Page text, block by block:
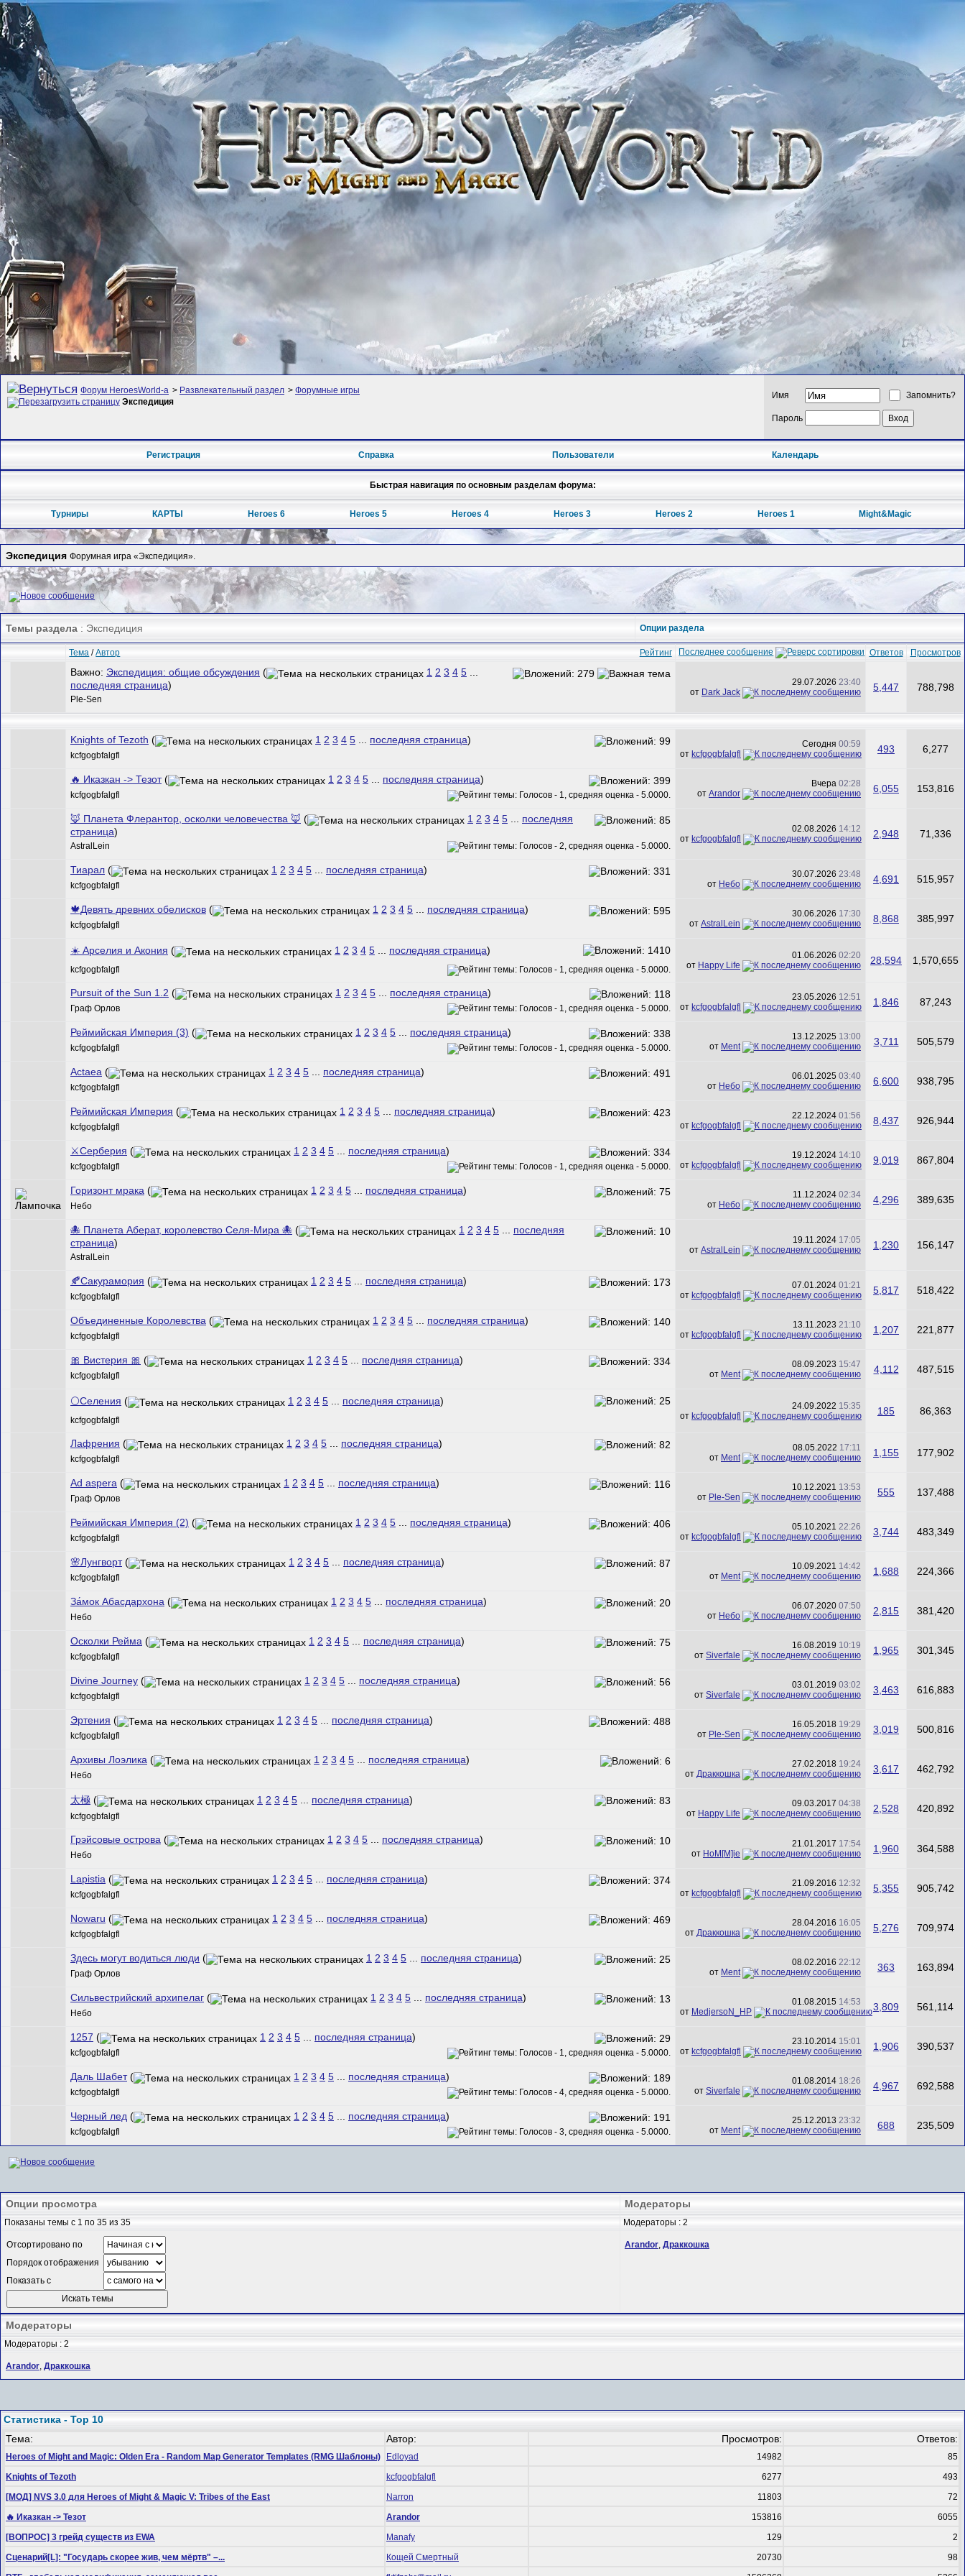
Форум HeroesWorld-а > Развлекательный раздел > Форумные игры
Экспедиция
Имя Запомнить?
Пароль
Регистрация Справка Пользователи Календарь
Быстрая навигация по основным разделам форума:
Турниры КАРТЫ Heroes 6 Heroes 5 Heroes 4 Heroes 3 Heroes 2 Heroes 1 Might&Magic
Экспедиция Форумная игра «Экспедиция».
Темы раздела : Экспедиция Опции раздела
Рейтинг
Тема /Автор Последнее сообщение Ответов Просмотров
Важно: Экспедиция: общие обсуждения ( 1 2 3 4 5 ...
последняя страница)
Ple-Sen
29.07.2026 23:40
от Dark Jack 5,447 788,798
Knights of Tezoth ( 1 2 3 4 5 ... последняя страница)
kcfgogbfalgfl
Сегодня 00:59
от kcfgogbfalgfl 493 6,277
🔥 Иказкан -> Тезот ( 1 2 3 4 5 ... последняя страница)
kcfgogbfalgfl
Вчера 02:28
от Arandor 6,055 153,816
🦊 Планета Флерантор, осколки человечества 🦊 ( 1 2 3 4 5 ... последняя
страница)
AstralLein
02.08.2026 14:12
от kcfgogbfalgfl 2,948 71,336
Тиарал ( 1 2 3 4 5 ... последняя страница)
kcfgogbfalgfl
30.07.2026 23:48
от Небо 4,691 515,957
🍁Девять древних обелисков ( 1 2 3 4 5 ... последняя страница)
kcfgogbfalgfl
30.06.2026 17:30
от AstralLein 8,868 385,997
☀️ Арселия и Акония ( 1 2 3 4 5 ... последняя страница)
kcfgogbfalgfl
01.06.2026 02:20
от Happy Life 28,594 1,570,655
Pursuit of the Sun 1.2 ( 1 2 3 4 5 ... последняя страница)
Граф Орлов
23.05.2026 12:51
от kcfgogbfalgfl 1,846 87,243
Реймийская Империя (3) ( 1 2 3 4 5 ... последняя страница)
kcfgogbfalgfl
13.12.2025 13:00
от Ment 3,711 505,579
Actaea ( 1 2 3 4 5 ... последняя страница)
kcfgogbfalgfl
06.01.2025 03:40
от Небо 6,600 938,795
Реймийская Империя ( 1 2 3 4 5 ... последняя страница)
kcfgogbfalgfl
22.12.2024 01:56
от kcfgogbfalgfl 8,437 926,944
⚔️Серберия ( 1 2 3 4 5 ... последняя страница)
kcfgogbfalgfl
19.12.2024 14:10
от kcfgogbfalgfl 9,019 867,804
Горизонт мрака ( 1 2 3 4 5 ... последняя страница)
Небо
11.12.2024 02:34
от Небо 4,296 389,635
🐙 Планета Аберат, королевство Селя-Мира 🐙 ( 1 2 3 4 5 ... последняя
страница)
AstralLein
19.11.2024 17:05
от AstralLein 1,230 156,147
🍂Сакурамория ( 1 2 3 4 5 ... последняя страница)
kcfgogbfalgfl
07.01.2024 01:21
от kcfgogbfalgfl 5,817 518,422
Объединенные Королевства ( 1 2 3 4 5 ... последняя страница)
kcfgogbfalgfl
13.11.2023 21:10
от kcfgogbfalgfl 1,207 221,877
🎀 Вистерия 🎀 ( 1 2 3 4 5 ... последняя страница)
kcfgogbfalgfl
08.09.2023 15:47
от Ment 4,112 487,515
🌕Селения ( 1 2 3 4 5 ... последняя страница)
kcfgogbfalgfl
24.09.2022 15:35
от kcfgogbfalgfl 185 86,363
Лафрения ( 1 2 3 4 5 ... последняя страница)
kcfgogbfalgfl
08.05.2022 17:11
от Ment 1,155 177,902
Ad aspera ( 1 2 3 4 5 ... последняя страница)
Граф Орлов
10.12.2021 13:53
от Ple-Sen 555 137,488
Реймийская Империя (2) ( 1 2 3 4 5 ... последняя страница)
kcfgogbfalgfl
05.10.2021 22:26
от kcfgogbfalgfl 3,744 483,349
🌸Лунгворт ( 1 2 3 4 5 ... последняя страница)
kcfgogbfalgfl
10.09.2021 14:42
от Ment 1,688 224,366
За́мок Абасдархона ( 1 2 3 4 5 ... последняя страница)
Небо
06.07.2020 07:50
от Небо 2,815 381,420
Осколки Рейма ( 1 2 3 4 5 ... последняя страница)
kcfgogbfalgfl
16.08.2019 10:19
от Siverfale 1,965 301,345
Divine Journey ( 1 2 3 4 5 ... последняя страница)
kcfgogbfalgfl
03.01.2019 03:02
от Siverfale 3,463 616,883
Эртения ( 1 2 3 4 5 ... последняя страница)
kcfgogbfalgfl
16.05.2018 19:29
от Ple-Sen 3,019 500,816
Архивы Лоэлика ( 1 2 3 4 5 ... последняя страница)
Небо
27.02.2018 19:24
от Драккошка 3,617 462,792
太極 ( 1 2 3 4 5 ... последняя страница)
kcfgogbfalgfl
09.03.2017 04:38
от Happy Life 2,528 420,892
Грэйсовые острова ( 1 2 3 4 5 ... последняя страница)
Небо
21.01.2017 17:54
от HoM[M]ie 1,960 364,588
Lapistia ( 1 2 3 4 5 ... последняя страница)
kcfgogbfalgfl
21.09.2016 12:32
от kcfgogbfalgfl 5,355 905,742
Nowaru ( 1 2 3 4 5 ... последняя страница)
kcfgogbfalgfl
28.04.2016 16:05
от Драккошка 5,276 709,974
Здесь могут водиться люди ( 1 2 3 4 5 ... последняя страница)
Граф Орлов
08.02.2016 22:12
от Ment 363 163,894
Сильвестрийский архипелаг ( 1 2 3 4 5 ... последняя страница)
Небо
01.08.2015 14:53
от MedjersoN_HP 3,809 561,114
1257 ( 1 2 3 4 5 ... последняя страница)
kcfgogbfalgfl
23.10.2014 15:01
от kcfgogbfalgfl 1,906 390,537
Даль Шабет ( 1 2 3 4 5 ... последняя страница)
kcfgogbfalgfl
01.08.2014 18:26
от Siverfale 4,967 692,588
Черный лед ( 1 2 3 4 5 ... последняя страница)
kcfgogbfalgfl
25.12.2013 23:32
от Ment 688 235,509
Опции просмотра Модераторы
Показаны темы с 1 по 35 из 35 Модераторы : 2
Отсортировано по
Порядок отображения
Показать с
Arandor Драккошка
Модераторы
Модераторы : 2
Arandor Драккошка
Статистика - Top 10
Тема:
Автор: Просмотров: Ответов:
Heroes of Might and Magic: Olden Era - Random Map Generator Templates (RMG Шаблоны) Edloyad 14982
85
Knights of Tezoth
kcfgogbfalgfl 6277
493
[МОД] NVS 3.0 для Heroes of Might & Magic V: Tribes of the East
Narron 11803
72
🔥 Иказкан -> Тезот
Arandor 153816
6055
[ВОПРОС] 3 грейд существ из EWA
Manafy 129
2
Сценарий[L]: "Государь скорее жив, чем мёртв" –...
Кощей Смертный 20730
98